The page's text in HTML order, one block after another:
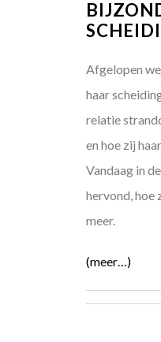
Afgelopen
haar
relatie
en hoe zij
Vandaag in
hervond, hoe
meer.
(meer…)